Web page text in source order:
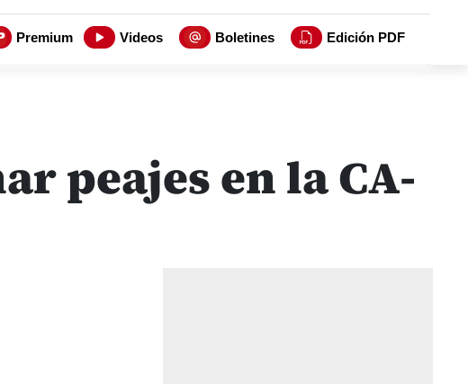
Premium Videos Boletines Edición PDF
peajes en la CA-